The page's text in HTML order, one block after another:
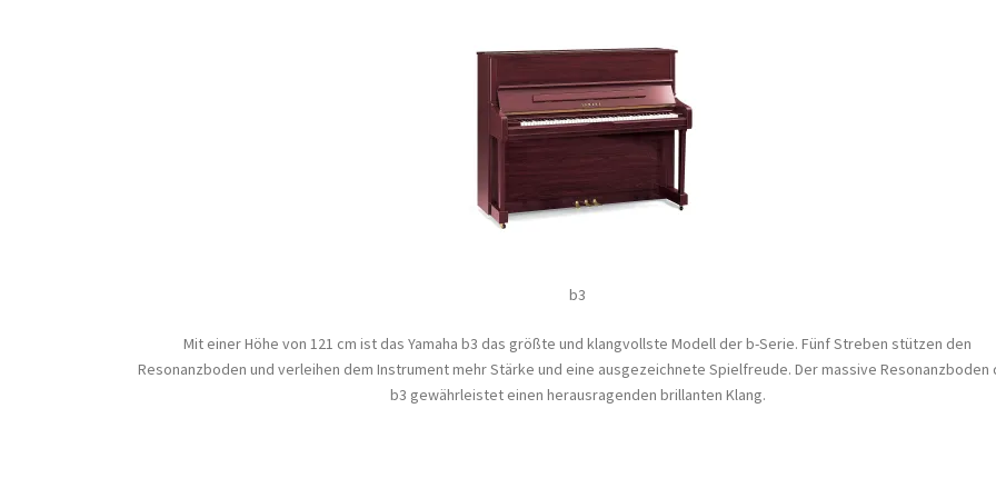
b3
Mit einer Höhe von 121 cm ist das Yamaha b3 das größte und klangvollste Modell der b-Serie. Fünf Streben stützen den
Resonanzboden und verleihen dem Instrument mehr Stärke und eine ausgezeichnete Spielfreude. Der massive Resonanzboden
b3 gewährleistet einen herausragenden brillanten Klang.